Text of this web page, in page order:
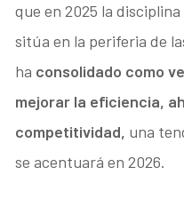
que en 2025 la
sitúa en la periferia de
ha consolidado como
mejorar la eficiencia,
competitividad, una
se acentuará en 2026.